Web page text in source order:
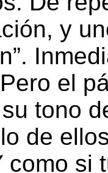
y
el
tono
de
como si